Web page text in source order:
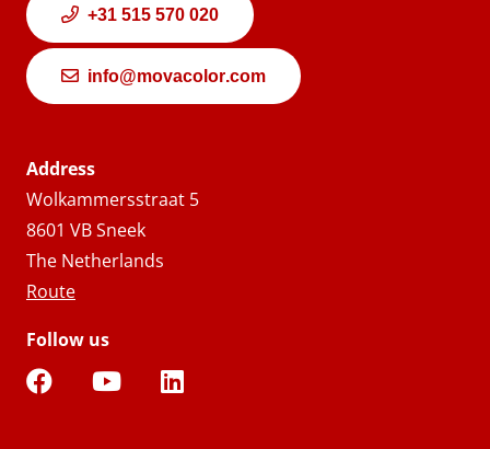
+31 515 570 020
info@movacolor.com
Address
Wolkammersstraat 5
8601 VB Sneek
The Netherlands
Route
Follow us